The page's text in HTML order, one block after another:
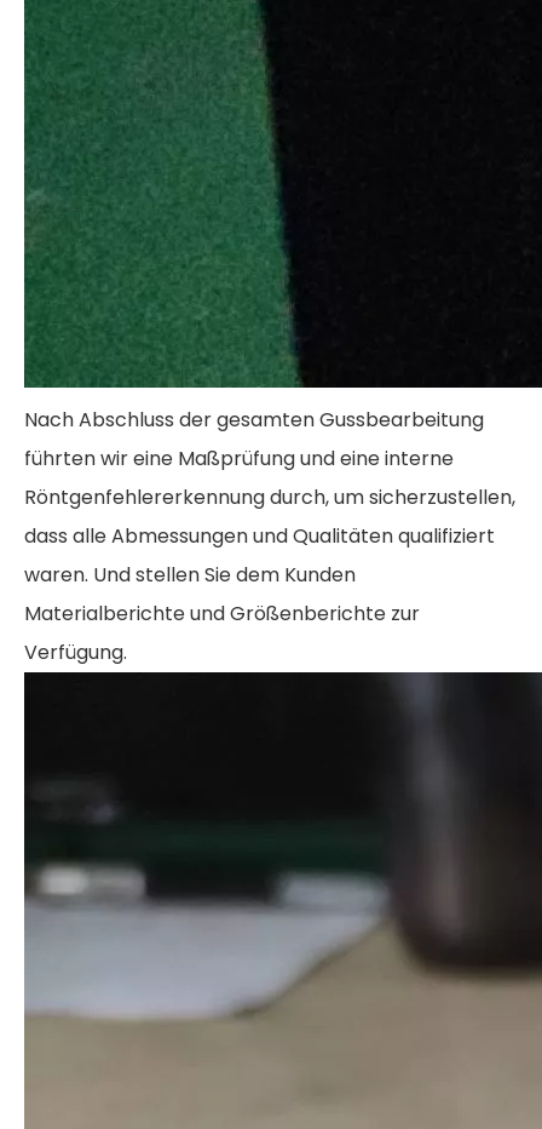
Nach Abschluss der gesamten Gussbearbeitung
führten wir eine Maßprüfung und eine interne
Röntgenfehlererkennung durch, um sicherzustellen,
dass alle Abmessungen und Qualitäten qualifiziert
waren. Und stellen Sie dem Kunden
Materialberichte und Größenberichte zur
Verfügung.